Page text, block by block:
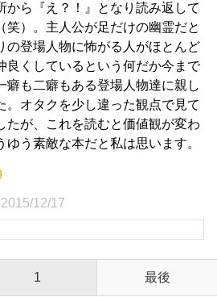
から『え？！』となり読み返して
笑）。主人公が足だけの幽霊だと
の登場人物に怖がる人がほとんど
良くしているという何だか今まで
癖も二癖もある登場人物達に親し
。オタクを少し違った観点で見て
たが、これを読むと価値観が変わ
ゆう素敵な本だと私は思います。
2015/12/17
1 最後